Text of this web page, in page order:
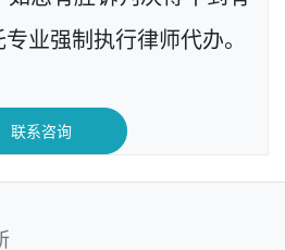
业强制执行律师代办。
联系咨询